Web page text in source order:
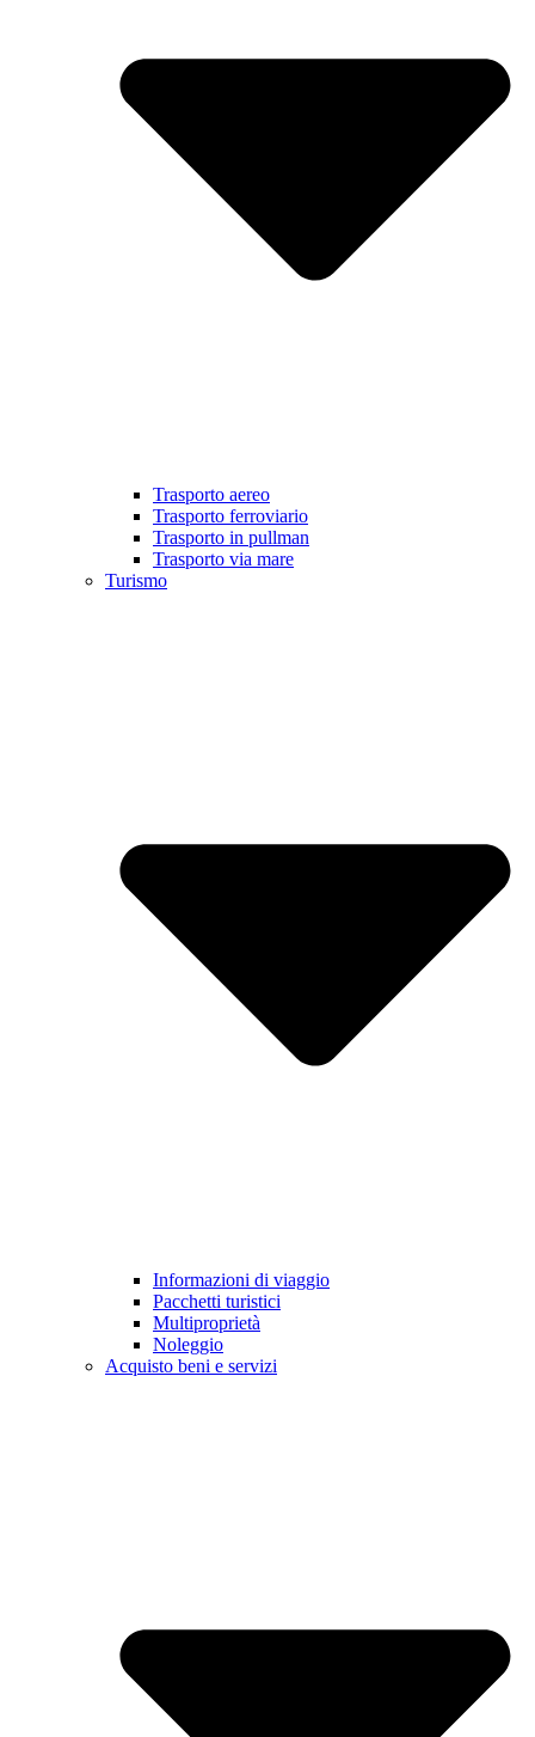
Trasporto aereo
Trasporto ferroviario
Trasporto in pullman
Trasporto via mare
Turismo
Informazioni di viaggio
Pacchetti turistici
Multiproprietà
Noleggio
Acquisto beni e servizi